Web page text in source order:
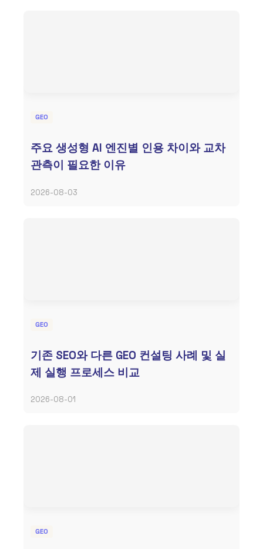
GEO
주요 생성형 AI 엔진별 인용 차이와 교차
관측이 필요한 이유
2026-08-03
GEO
기존 SEO와 다른 GEO 컨설팅 사례 및 실
제 실행 프로세스 비교
2026-08-01
GEO